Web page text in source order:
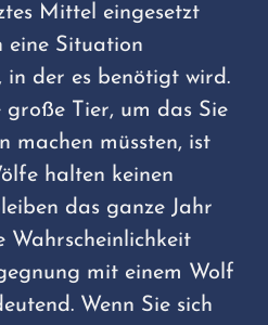
Mittel eingesetzt
eine Situation
in der es benötigt wird.
große Tier, um das Sie
machen müssten, ist
halten keinen
das ganze Jahr
Wahrscheinlichkeit
mit einem Wolf
Wenn Sie sich